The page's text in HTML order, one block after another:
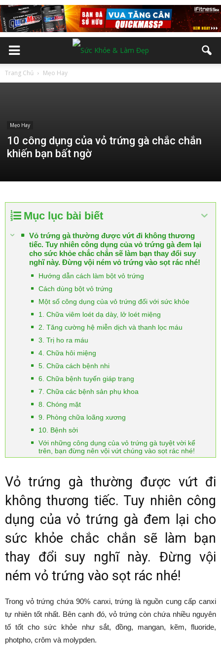
Trang Chủ Mẹo Hay
Mẹo Hay
10 công dụng của vỏ trứng gà chắc chắn
khiến bạn bất ngờ
Mục lục bài biết
Vỏ trứng gà thường được vứt đi không thương
tiếc. Tuy nhiên công dụng của vỏ trứng gà đem lại
cho sức khỏe chắc chắn sẽ làm bạn thay đổi suy
nghĩ này. Đừng vội ném vỏ trứng vào sọt rác nhé!
Hướng dẫn cách làm bột vỏ trứng
Cách dùng bột vỏ trứng
Một số công dụng của vỏ trứng đối với sức khỏe
1. Chữa viêm loét dạ dày, lở loét miệng
2. Tăng cường hệ miễn dịch và thanh lọc máu
3. Trị ho ra máu
4. Chữa hôi miệng
5. Chữa cách bệnh nhi
6. Chữa bệnh tuyến giáp trạng
7. Chữa các bệnh sản phụ khoa
8. Chóng mặt
9. Phòng chữa loãng xương
10. Bệnh sởi
Với những công dụng của vỏ trứng gà tuyệt vời kể
trên, bạn đừng nên vội vứt chúng vào sọt rác nhé!
Vỏ trứng gà thường được vứt đi
không thương tiếc. Tuy nhiên công
dụng của vỏ trứng gà đem lại cho
sức khỏe chắc chắn sẽ làm bạn
thay đổi suy nghĩ này. Đừng vội
ném vỏ trứng vào sọt rác nhé!
Trong vỏ trứng chứa 90% canxi, trứng là nguồn cung cấp canxi
tự nhiên tốt nhất. Bên cạnh đó, vỏ trứng còn chứa nhiều nguyên
tố tốt cho sức khỏe như sắt, đồng, mangan, kẽm, fluoride,
photpho, crôm và molypden.